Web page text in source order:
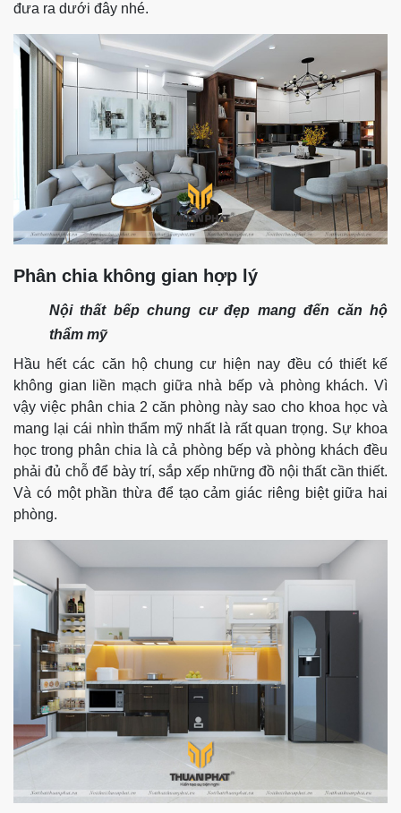
đưa ra dưới đây nhé.
Phân chia không gian hợp lý
Nội thất bếp chung cư đẹp mang đến căn hộ
thẩm mỹ
Hầu hết các căn hộ chung cư hiện nay đều có thiết kế
không gian liền mạch giữa nhà bếp và phòng khách. Vì
vậy việc phân chia 2 căn phòng này sao cho khoa học và
mang lại cái nhìn thẩm mỹ nhất là rất quan trọng. Sự khoa
học trong phân chia là cả phòng bếp và phòng khách đều
phải đủ chỗ để bày trí, sắp xếp những đồ nội thất cần thiết.
Và có một phần thừa để tạo cảm giác riêng biệt giữa hai
phòng.